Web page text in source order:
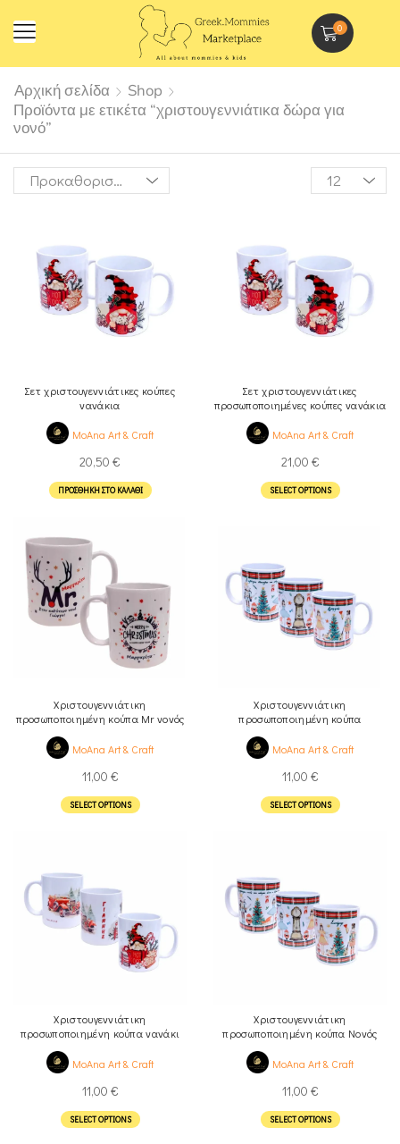
0
Αρχική σελίδα
Shop
Προϊόντα με ετικέτα “χριστουγεννιάτικα δώρα για
νονό”
Σετ χριστουγεννιάτικες κούπες
νανάκια
MoAna Art & Craft
20,50 €
ΠΡΟΣΘΉΚΗ ΣΤΟ ΚΑΛΆΘΙ
Σετ χριστουγεννιάτικες
προσωποποιημένες κούπες νανάκια
MoAna Art & Craft
21,00 €
SELECT OPTIONS
Χριστουγεννιάτικη
προσωποποιημένη κούπα Mr νονός
MoAna Art & Craft
11,00 €
SELECT OPTIONS
Χριστουγεννιάτικη
προσωποποιημένη κούπα
δάσκαλος, καρυοθραύστης
MoAna Art & Craft
11,00 €
SELECT OPTIONS
Χριστουγεννιάτικη
προσωποποιημένη κούπα νανάκι
MoAna Art & Craft
11,00 €
SELECT OPTIONS
Χριστουγεννιάτικη
προσωποποιημένη κούπα Νονός
MoAna Art & Craft
11,00 €
SELECT OPTIONS